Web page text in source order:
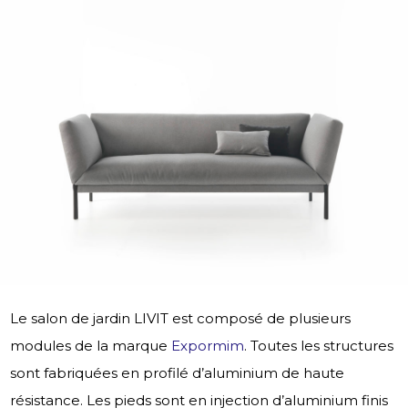
Le salon de jardin LIVIT est composé de plusieurs
modules de la marque Expormim. Toutes lesstructures
sont fabriquées en profilé d’aluminium de haute
résistance. Les pieds sont en injection d’aluminium finis